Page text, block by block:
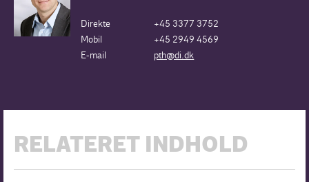
Direkte
+45 3377 3752
Mobil
+45 2949 4569
E-mail
pth@di.dk
RELATERET INDHOLD